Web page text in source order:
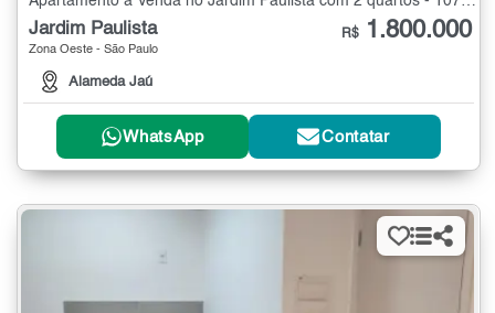
Jardim Paulista
Zona Oeste - São Paulo
Alameda Jaú
R$ 1.800.000
WhatsApp Contatar